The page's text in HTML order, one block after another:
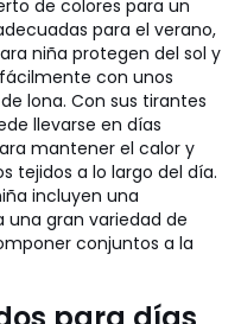
de colores para un
para el verano,
niña protegen del sol y
con unos
lona. Con sus tirantes
llevarse en días
mantener el calor y
tejidos a lo largo del día.
incluyen una
una gran variedad de
conjuntos a la